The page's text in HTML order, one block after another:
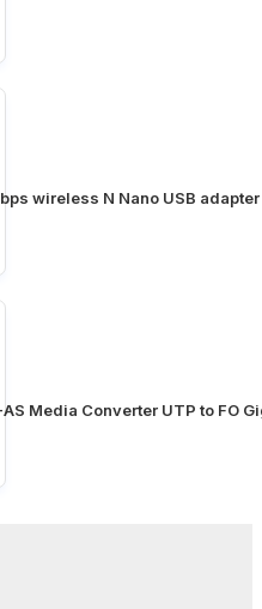
wireless N Nano USB adapter
Media Converter UTP to FO